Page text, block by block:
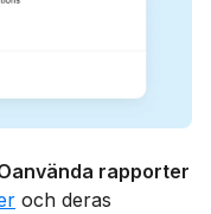
rapporter
och deras